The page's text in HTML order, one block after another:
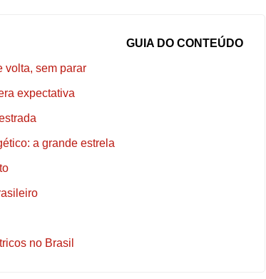
GUIA DO CONTEÚDO
volta, sem parar
expectativa
a grande estrela
no Brasil